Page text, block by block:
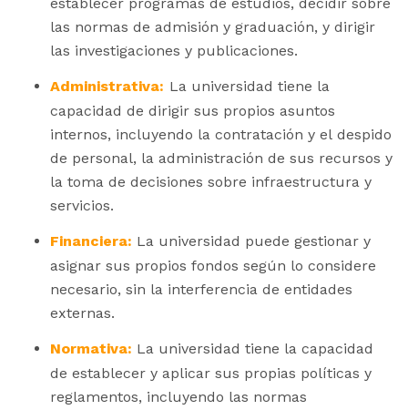
las normas de admisión y graduación, y dirigir
las investigaciones y publicaciones.
Administrativa: La universidad tiene la
capacidad de dirigir sus propios asuntos
internos, incluyendo la contratación y el despido
de personal, la administración de sus recursos y
la toma de decisiones sobre infraestructura y
servicios.
Financiera: La universidad puede gestionar y
asignar sus propios fondos según lo considere
necesario, sin la interferencia de entidades
externas.
Normativa: La universidad tiene la capacidad
de establecer y aplicar sus propias políticas y
reglamentos, incluyendo las normas